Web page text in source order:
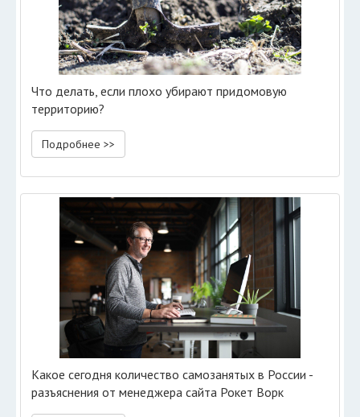
Что делать, если плохо убирают придомовую
территорию?
Подробнее >>
Какое сегодня количество самозанятых в России -
разъяснения от менеджера сайта Рокет Ворк